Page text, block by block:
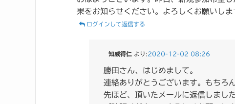
果をお知らせください。よろしくお願いしま
ログインして返信する
知威得仁 より:2020-12-02 08:26
勝田さん、はじめまして。
連絡ありがとうございます。もちろ
先ほど、頂いたメールに返信しました